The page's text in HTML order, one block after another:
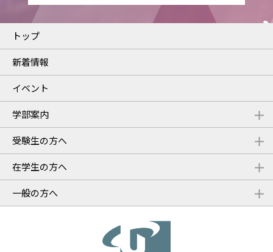
トップ
新着情報
イベント
学部案内
受験生の方へ
在学生の方へ
一般の方へ